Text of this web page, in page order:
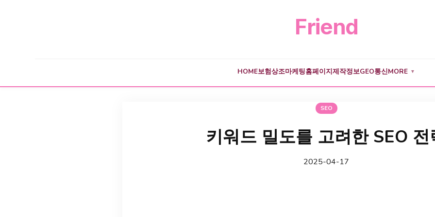
Friend
HOME보험상조마케팅홈페이지제작정보GEO통신MORE ▼
SEO
키워드 밀도를 고려한 SEO 전
2025-04-17